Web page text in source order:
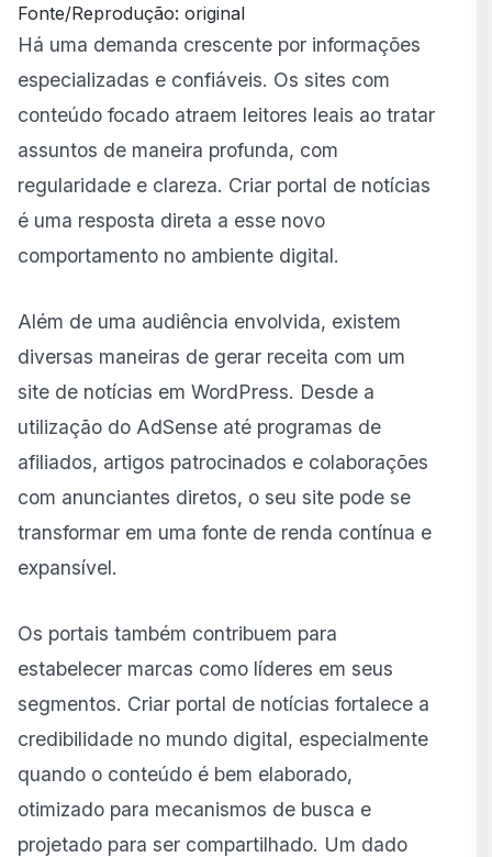
Fonte/Reprodução: original
Há uma demanda crescente por informações
especializadas e confiáveis. Os sites com
conteúdo focado atraem leitores leais ao tratar
assuntos de maneira profunda, com
regularidade e clareza. Criar portal de notícias
é uma resposta direta a esse novo
comportamento no ambiente digital.
Além de uma audiência envolvida, existem
diversas maneiras de gerar receita com um
site de notícias em WordPress. Desde a
utilização do AdSense até programas de
afiliados, artigos patrocinados e colaborações
com anunciantes diretos, o seu site pode se
transformar em uma fonte de renda contínua e
expansível.
Os portais também contribuem para
estabelecer marcas como líderes em seus
segmentos. Criar portal de notícias fortalece a
credibilidade no mundo digital, especialmente
quando o conteúdo é bem elaborado,
otimizado para mecanismos de busca e
projetado para ser compartilhado. Um dado